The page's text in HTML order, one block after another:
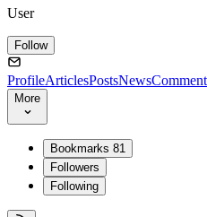
User
Follow
ProfileArticlesPostsNews
More
Bookmarks 81
Followers
Following